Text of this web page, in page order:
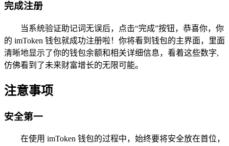
完成注册
当系统验证助记词无误后，点击“完成”按钮，恭喜你，你
的 imToken 钱包就成功注册啦！你将看到钱包的主界面，里面
清晰地显示了你的钱包余额和相关详细信息，看着这些数字,
仿佛看到了未来财富增长的无限可能。
注意事项
安全第一
在使用 imToken 钱包的过程中，始终要将安全放在首位，